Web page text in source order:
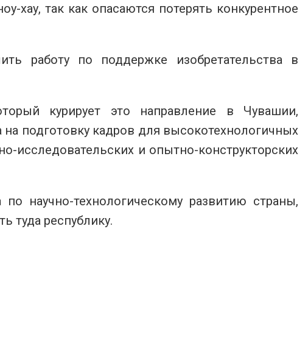
хау, так как опасаются потерять конкурентное
работу по поддержке изобретательства в
курирует это направление в Чувашии,
подготовку кадров для высокотехнологичных
исследовательских и опытно-конструкторских
научно-технологическому развитию страны,
туда республику.